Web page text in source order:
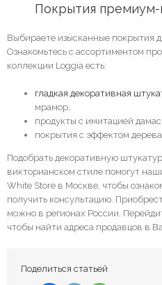
Покрытия премиум-
Выбираете изысканные покрытия
Ознакомьтесь с ассортиментом
коллекции Loggia есть:
гладкая декоративная
мрамор,
продукты с имитацией
покрытия с эффектом
Подобрать декоративную
викторианском стиле помогут
White Store в Москве, чтобы
получить консультацию.
можно в регионах России.
чтобы найти адреса продавцов в
Поделиться статьей